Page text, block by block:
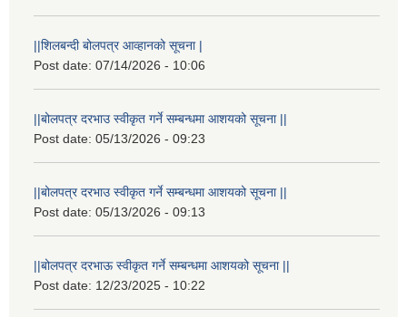
||शिलबन्दी बोलपत्र आव्हानको सूचना |
Post date: 07/14/2026 - 10:06
||बोलपत्र दरभाउ स्वीकृत गर्ने सम्बन्धमा आशयको सूचना ||
Post date: 05/13/2026 - 09:23
||बोलपत्र दरभाउ स्वीकृत गर्ने सम्बन्धमा आशयको सूचना ||
Post date: 05/13/2026 - 09:13
||बोलपत्र दरभाऊ स्वीकृत गर्ने सम्बन्धमा आशयको सूचना ||
Post date: 12/23/2025 - 10:22